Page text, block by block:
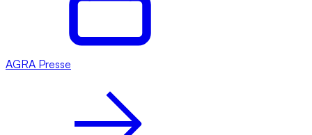
AGRA Presse